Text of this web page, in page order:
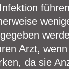
Arzt,
da sie